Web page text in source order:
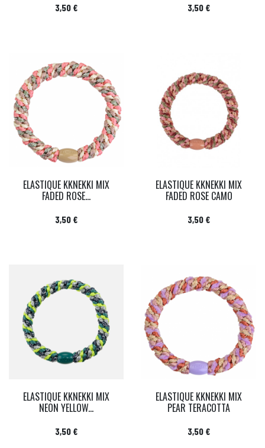
Prix
3,50 € Prix
3,50 €
ELASTIQUE KKNEKKI MIX
FADED ROSE...
Prix
3,50 €
ELASTIQUE KKNEKKI MIX
FADED ROSE CAMO
Prix
3,50 €
ELASTIQUE KKNEKKI MIX
NEON YELLOW...
Prix
3,50 €
ELASTIQUE KKNEKKI MIX
PEAR TERACOTTA
Prix
3,50 €